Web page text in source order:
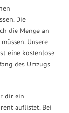
Die
die Menge an
Unsere
eine kostenlose
des Umzugs
dir ein
auflistet. Bei